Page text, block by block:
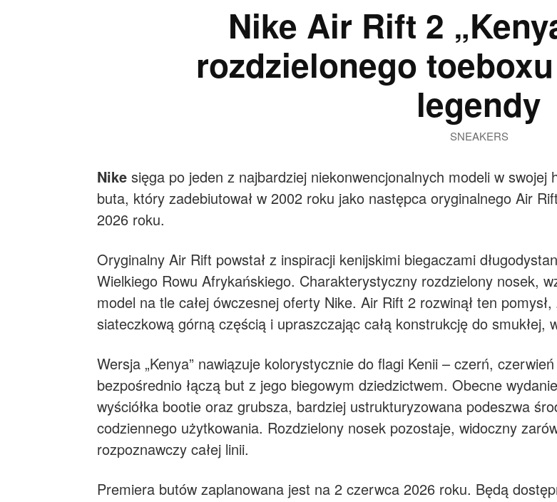
Nike Air Rift 2
rozdzielonego
legendy
SNEAKERS
Nike sięga po jeden z najbardziej niekonwencjonalnych modeli w swojej
buta, który zadebiutował w 2002 roku jako następca oryginalnego Air
2026 roku.
Oryginalny Air Rift powstał z inspiracji kenijskimi biegaczami
Wielkiego Rowu Afrykańskiego. Charakterystyczny rozdzielony nosek,
model na tle całej ówczesnej oferty Nike. Air Rift 2 rozwinął ten
siateczkową górną częścią i upraszczając całą konstrukcję do smukłej,
Wersja „Kenya” nawiązuje kolorystycznie do flagi Kenii – czerń,
bezpośrednio łączą but z jego biegowym dziedzictwem. Obecne
wyściółka bootie oraz grubsza, bardziej ustrukturyzowana podeszwa
codziennego użytkowania. Rozdzielony nosek pozostaje, widoczny
rozpoznawczy całej linii.
Premiera butów zaplanowana jest na 2 czerwca 2026 roku. Będą